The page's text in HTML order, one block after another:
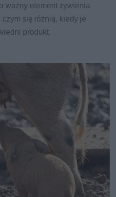
ważny element żywienia
się różnią, kiedy je
produkt.